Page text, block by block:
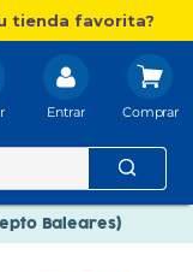
tienda favorita?
Entrar
Baleares)